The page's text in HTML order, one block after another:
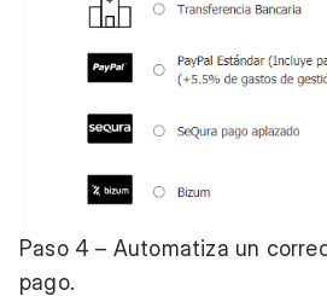
Paso 4 – Automatiza un
pago.